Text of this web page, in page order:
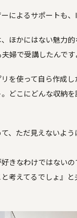
によるサポートも
ほかにはない魅力
婦で受講したんです
を使って自ら作成
どこにどんな収納
、ただ見えないよ
きなわけではない
考えてるでしょ』